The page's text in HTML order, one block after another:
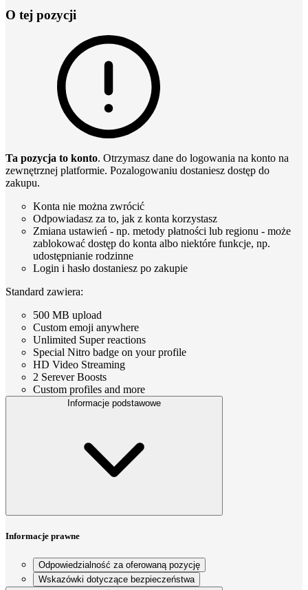
O tej pozycji
Ta pozycja to konto. Otrzymasz dane do logowania na konto na
zewnętrznej platformie. Pozalogowaniu dostaniesz dostęp do
zakupu.
Konta nie można zwrócić
Odpowiadasz za to, jak z konta korzystasz
Zmiana ustawień - np. metody płatności lub regionu - może
zablokować dostęp do konta albo niektóre funkcje, np.
udostępnianie rodzinne
Login i hasło dostaniesz po zakupie
Standard zawiera:
500 MB upload
Custom emoji anywhere
Unlimited Super reactions
Special Nitro badge on your profile
HD Video Streaming
2 Serever Boosts
Custom profiles and more
Informacje podstawowe
Informacje prawne
Odpowiedzialność za oferowaną pozycję
Wskazówki dotyczące bezpieczeństwa